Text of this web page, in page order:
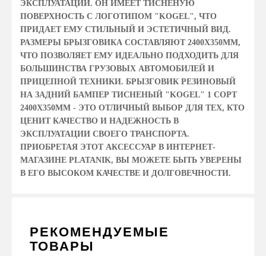
ЭКСПЛУАТАЦИИ. ОН ИМЕЕТ ТИСНЕНУЮ
ПОВЕРХНОСТЬ С ЛОГОТИПОМ "KOGEL", ЧТО
ПРИДАЕТ ЕМУ СТИЛЬНЫЙ И ЭСТЕТИЧНЫЙ ВИД.
РАЗМЕРЫ БРЫЗГОВИКА СОСТАВЛЯЮТ 2400Х350ММ,
ЧТО ПОЗВОЛЯЕТ ЕМУ ИДЕАЛЬНО ПОДХОДИТЬ ДЛЯ
БОЛЬШИНСТВА ГРУЗОВЫХ АВТОМОБИЛЕЙ И
ПРИЦЕПНОЙ ТЕХНИКИ. БРЫЗГОВИК РЕЗИНОВЫЙ
НА ЗАДНИЙ БАМПЕР ТИСНЕНЫЙ "KOGEL" 1 СОРТ
2400Х350ММ - ЭТО ОТЛИЧНЫЙ ВЫБОР ДЛЯ ТЕХ, КТО
ЦЕНИТ КАЧЕСТВО И НАДЕЖНОСТЬ В
ЭКСПЛУАТАЦИИ СВОЕГО ТРАНСПОРТА.
ПРИОБРЕТАЯ ЭТОТ АКСЕССУАР В ИНТЕРНЕТ-
МАГАЗИНЕ PLATANIK, ВЫ МОЖЕТЕ БЫТЬ УВЕРЕНЫ
В ЕГО ВЫСОКОМ КАЧЕСТВЕ И ДОЛГОВЕЧНОСТИ.
РЕКОМЕНДУЕМЫЕ
ТОВАРЫ